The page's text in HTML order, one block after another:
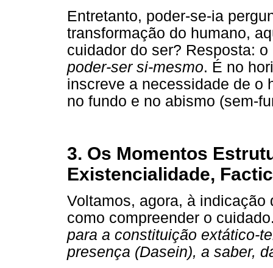
Entretanto, poder-se-ia
transformação do humano,
cuidador do ser? Resposta:
poder-ser si-mesmo. É no
inscreve a necessidade de o
no fundo e no abismo (sem-
3. Os Momentos
Existencialidade,
Voltamos, agora, à indicação
como compreender o
para a constituição extático-
presença (Dasein), a saber,